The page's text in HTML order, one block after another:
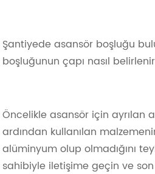
Şantiyede asansör boşluğu
boşluğunun çapı nasıl
Öncelikle asansör için ayrılan
ardından kullanılan
alüminyum olup olmadığını
sahibiyle iletişime geçin ve